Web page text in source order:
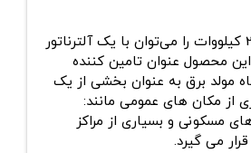
را می‌توان با یک آلترناتور
این محصول عنوان تامین کننده
مولد برق به عنوان بخشی از یک
از مکان های عمومی مانند:
مسکونی و بسیاری از مراکز
می گیرد.